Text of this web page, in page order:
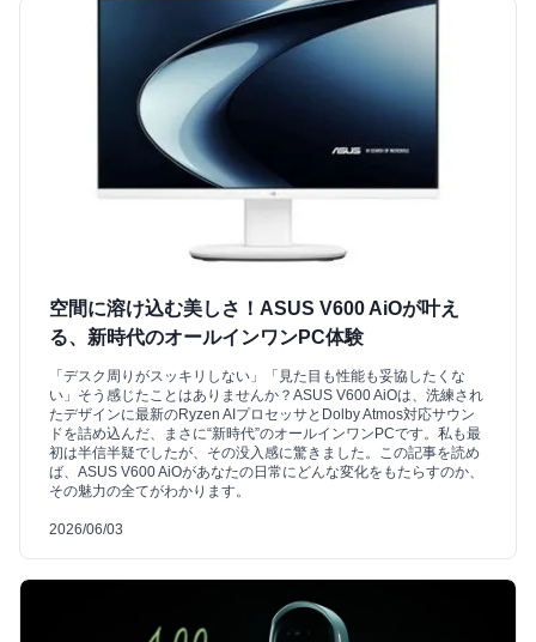
空間に溶け込む美しさ！ASUS V600 AiOが叶え
る、新時代のオールインワンPC体験
「デスク周りがスッキリしない」「見た目も性能も妥協したくな
い」そう感じたことはありませんか？ASUS V600 AiOは、洗練され
たデザインに最新のRyzen AIプロセッサとDolby Atmos対応サウン
ドを詰め込んだ、まさに“新時代”のオールインワンPCです。私も最
初は半信半疑でしたが、その没入感に驚きました。この記事を読め
ば、ASUS V600 AiOがあなたの日常にどんな変化をもたらすのか、
その魅力の全てがわかります。
2026/06/03